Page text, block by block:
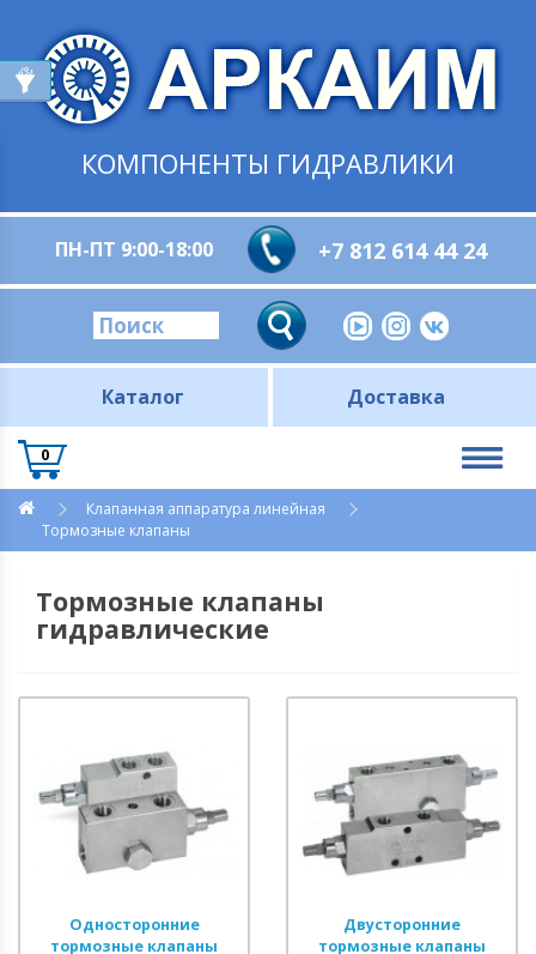
КОМПОНЕНТЫ ГИДРАВЛИКИ
ПН-ПТ 9:00-18:00 +7 812 614 44 24
Каталог Доставка
0
Клапанная аппаратура линейная
Тормозные клапаны
Тормозные клапаны
гидравлические
Односторонние
тормозные клапаны
Двусторонние
тормозные клапаны